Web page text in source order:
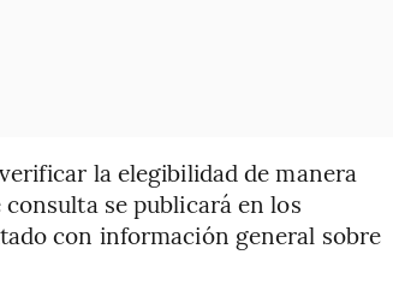
la elegibilidad de manera
se publicará en los
con información general sobre